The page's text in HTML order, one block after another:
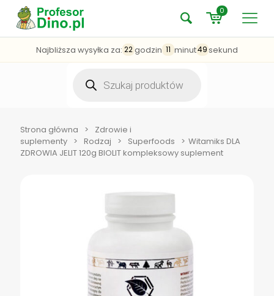
0
Najbliższa wysyłka za: 22godzin 11 minut49sekund
produktów
Strona główna >
Zdrowie i
suplementy > Rodzaj > Superfoods > Witamiks DLA
ZDROWIA JELIT 120g BIOLIT kompleksowy suplement